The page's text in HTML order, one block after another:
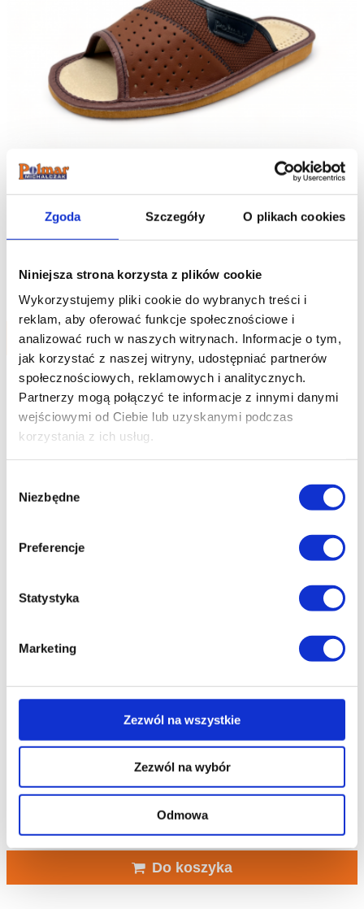
Zgoda Szczegóły O plikach cookies
Niniejsza strona korzysta z plików cookie
Wykorzystujemy pliki cookie do wybranych treści i
reklam, aby oferować funkcje społecznościowe i
analizować ruch w naszych witrynach. Informacje o tym,
jak korzystać z naszej witryny, udostępniać partnerów
społecznościowych, reklamowych i analitycznych.
Partnerzy mogą połączyć te informacje z innymi danymi
wejściowymi od Ciebie lub uzyskanymi podczas
korzystania z ich usług.
zgody
Niezbędne
Preferencje
Statystyka
Marketing
Zezwól na wszystkie
Zezwól na wybór
Odmowa
Polmar® Kapcie Męskie Skórzane Odkryte
49.90 zł
Do koszyka
Polmar® Kapcie Męskie Skórzane Odkryte
Granatowe
49.90zł
Do koszyka